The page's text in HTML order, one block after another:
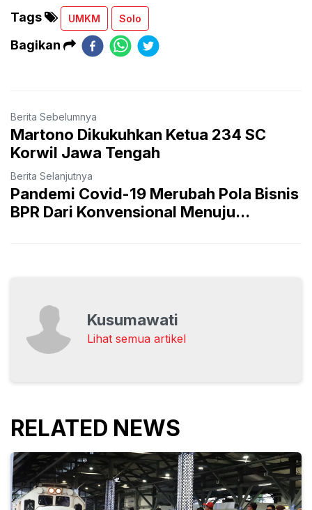
Tags UMKM Solo
Bagikan
Berita Sebelumnya
Martono Dikukuhkan Ketua 234 SC
Korwil Jawa Tengah
Berita Selanjutnya
Pandemi Covid-19 Merubah Pola Bisnis
BPR Dari Konvensional Menuju...
Kusumawati
Lihat semua artikel
RELATED NEWS